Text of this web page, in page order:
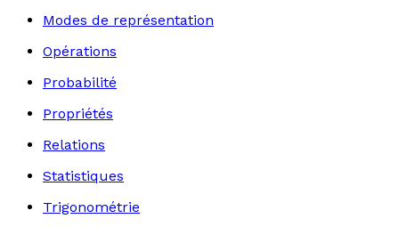
Modes de représentation
Opérations
Probabilité
Propriétés
Relations
Statistiques
Trigonométrie